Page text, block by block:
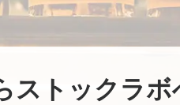
ストックラボ